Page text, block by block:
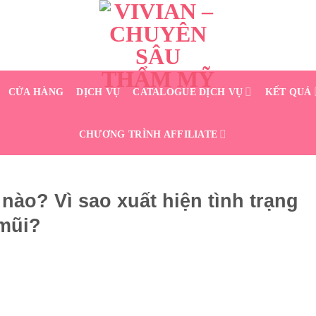
CỬA HÀNG DỊCH VỤ CATALOGUE DỊCH VỤ KẾT QUẢ
CHƯƠNG TRÌNH AFFILIATE
Vì sao xuất hiện tình trạng